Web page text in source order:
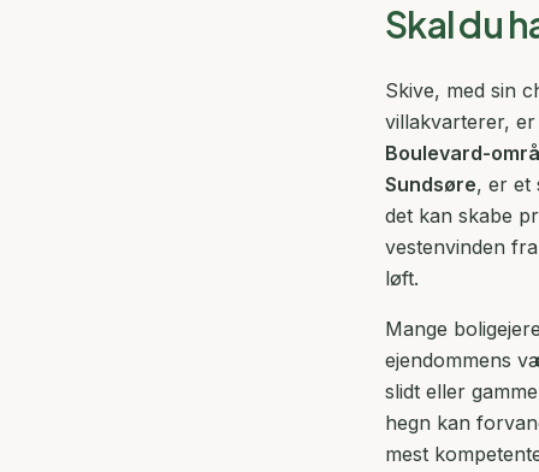
Skal du
Skive, med sin
villakvarterer,
Boulevard-
Sundsøre, er et
det kan skabe
vestenvinden
løft.
Mange
ejendommens
slidt eller
hegn kan
mest